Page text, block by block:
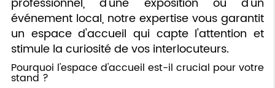
événement local, notre expertise vous garantit
un espace d'accueil qui capte l'attention et
stimule la curiosité de vos interlocuteurs.
Pourquoi l'espace d'accueil est-il crucial pour votre
stand ?